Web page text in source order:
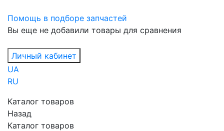
Помощь в подборе запчастей
Вы еще не добавили товары для сравнения
Личный кабинет
UA
RU
Каталог товаров
Назад
Каталог товаров